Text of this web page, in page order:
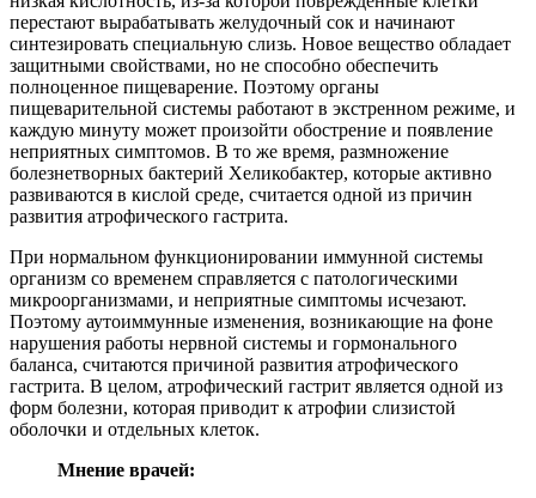
перестают вырабатывать желудочный сок и начинают
синтезировать специальную слизь. Новое вещество обладает
защитными свойствами, но не способно обеспечить
полноценное пищеварение. Поэтому органы
пищеварительной системы работают в экстренном режиме, и
каждую минуту может произойти обострение и появление
неприятных симптомов. В то же время, размножение
болезнетворных бактерий Хеликобактер, которые активно
развиваются в кислой среде, считается одной из причин
развития атрофического гастрита.
При нормальном функционировании иммунной системы
организм со временем справляется с патологическими
микроорганизмами, и неприятные симптомы исчезают.
Поэтому аутоиммунные изменения, возникающие на фоне
нарушения работы нервной системы и гормонального
баланса, считаются причиной развития атрофического
гастрита. В целом, атрофический гастрит является одной из
форм болезни, которая приводит к атрофии слизистой
оболочки и отдельных клеток.
Мнение врачей: